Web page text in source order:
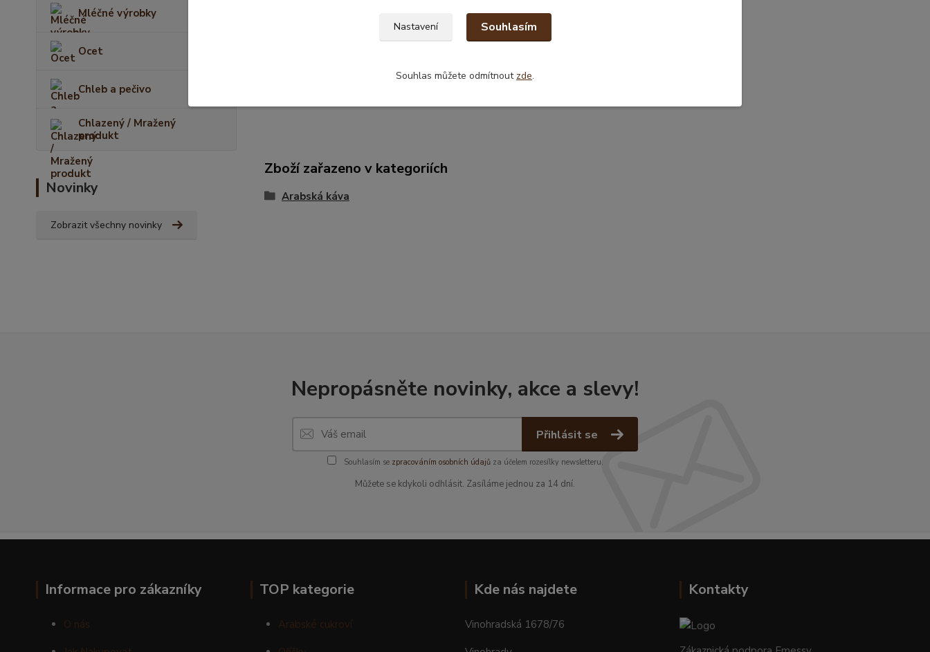
Mléčné výrobky
Ocet
Chleb a pečivo
Chlazený / Mražený
produkt
Novinky
Zobrazit všechny novinky
Zboží zařazeno v kategoriích
Arabská káva
Nepropásněte novinky, akce a slevy!
Přihlásit se
Souhlasím se zpracováním osobních údajůza účelem rozesílky newsletteru.
Můžete se kdykoli odhlásit. Zasíláme jednou za 14 dní.
Informace pro zákazníky
O nás
TOP kategorie
Arabské cukroví
Kde nás najdete
Vinohradská 1678/76
Kontakty
Nastavení Souhlasím
Souhlas můžete odmítnout zde.